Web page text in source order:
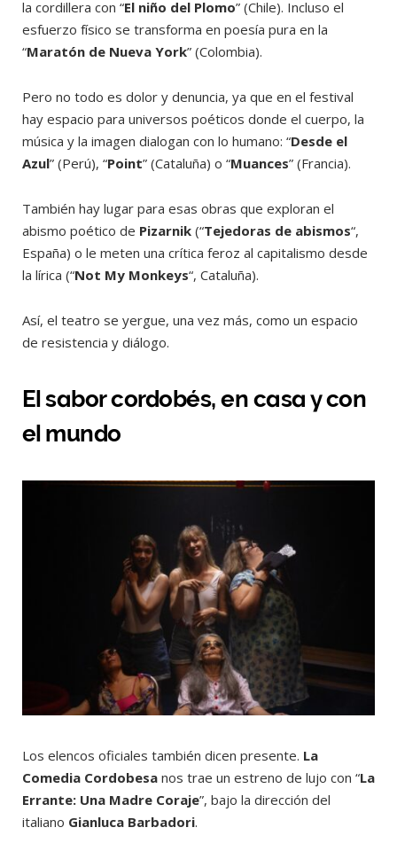
la cordillera con “El niño del Plomo” (Chile). Incluso el
esfuerzo físico se transforma en poesía pura en la
“Maratón de Nueva York” (Colombia).
Pero no todo es dolor y denuncia, ya que en el festival
hay espacio para universos poéticos donde el cuerpo, la
música y la imagen dialogan con lo humano: “Desde el
Azul” (Perú), “Point” (Cataluña) o “Muances” (Francia).
También hay lugar para esas obras que exploran el
abismo poético de Pizarnik (“Tejedoras de abismos“,
España) o le meten una crítica feroz al capitalismo desde
la lírica (“Not My Monkeys“, Cataluña).
Así, el teatro se yergue, una vez más, como un espacio
de resistencia y diálogo.
El sabor cordobés, en casa y con
el mundo
Los elencos oficiales también dicen presente. La
Comedia Cordobesa nos trae un estreno de lujo con “La
Errante: Una Madre Coraje”, bajo la dirección del
italiano Gianluca Barbadori.